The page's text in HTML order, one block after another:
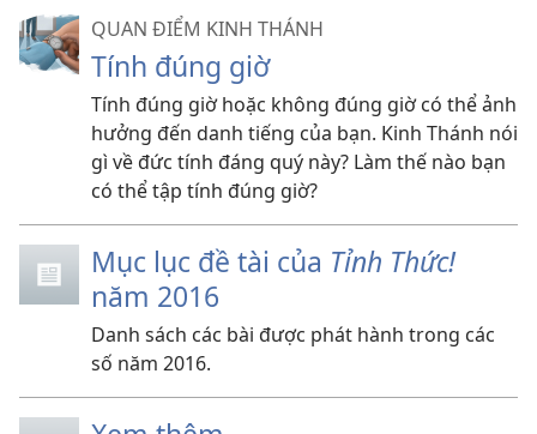
QUAN ĐIỂM KINH THÁNH
Tính đúng giờ
Tính đúng giờ hoặc không đúng giờ có thể ảnh
hưởng đến danh tiếng của bạn. Kinh Thánh nói
gì về đức tính đáng quý này? Làm thế nào bạn
có thể tập tính đúng giờ?
Mục lục đề tài của Tỉnh Thức!
năm 2016
Danh sách các bài được phát hành trong các
số năm 2016.